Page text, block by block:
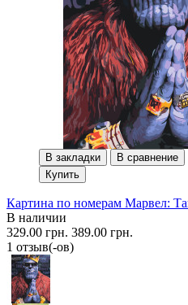
В закладки
В сравнение
Купить
Картина по номерам Марвел:
В наличии
329.00 грн. 389.00 грн.
1 отзыв(-ов)